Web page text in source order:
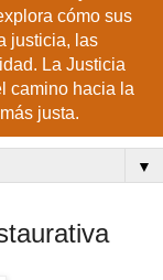
cómo sus
justicia, las
La Justicia
camino hacia la
justa.
▼